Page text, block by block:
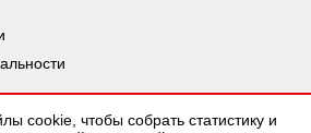
cookie, чтобы собрать статистику и